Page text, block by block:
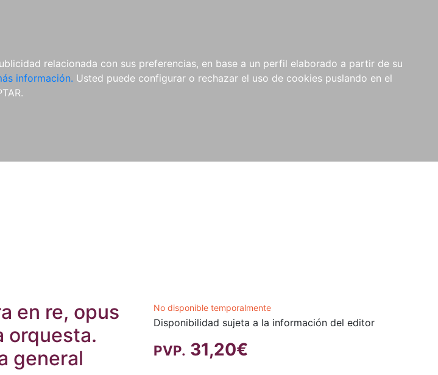
relacionada con sus preferencias, en base a un perfil elaborado a partir de su
información. Usted puede configurar o rechazar el uso de cookies puslando en el
CDS Y
DVDS
MATERIAL
COMPLEMENTARIO
NOVEDADES NOTICIAS
COMPRAS
INSTITUCIONALES
en re, opus
orquesta.
general
No disponible temporalmente
Disponibilidad sujeta a la información del editor
PVP. 31,20€